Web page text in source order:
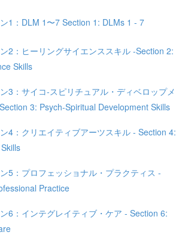
1：DLM 1〜7 Section 1: DLMs 1 - 7
2：ヒーリングサイエンススキル -Section 2:
Skills
3：サイコ‐スピリチュアル・ディベロップメ
3: Psych-Spiritual Development Skills
4：クリエイティブアーツスキル - Section 4:
5：プロフェッショナル・プラクティス -
Practice
6：インテグレイティブ・ケア - Section 6: